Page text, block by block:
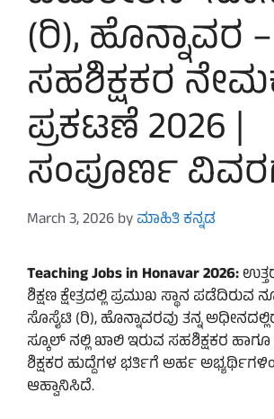
(ರಿ), ಹೊನ್ನಾವರ –
ಸಹಶಿಕ್ಷಕರ
ಪ್ರಕಟಣೆ 2026 |
ಸಂಪೂರ್ಣ
March 3, 2026byಮಾಹಿತಿ ಕನ್ನಡ
Teaching Jobs in Honavar 2026:
ಶಿಕ್ಷಣ ಕ್ಷೇತ್ರದಲ್ಲಿ ಪ್ರಮುಖ ಸ್ಥಾನ ಪಡೆದಿರುವ
ಸೊಸೈಟಿ (ರಿ), ಹೊನ್ನಾವರವು ತನ್ನ
ಸ್ಕೂಲ್ ನಲ್ಲಿ ಖಾಲಿ ಇರುವ ಸಹಶಿಕ್ಷಕರ ಹಾಗೂ
ಶಿಕ್ಷಕರ ಹುದ್ದೆಗಳ ಭರ್ತಿಗೆ ಅರ್ಹ
ಆಹ್ವಾನಿಸಿದೆ.